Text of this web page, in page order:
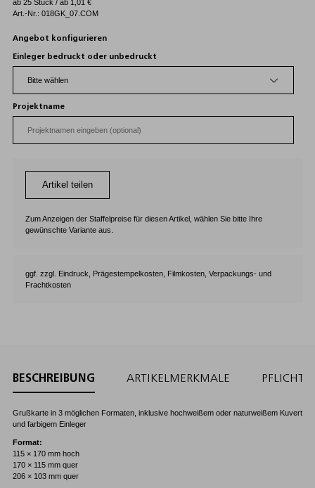
ab 25 Stück / ab 1,01 €
Art.-Nr.: 018GK_07.COM
Angebot konfigurieren
Einleger bedruckt oder unbedruckt
Projektname
Artikel teilen
Zum Anzeigen der Staffelpreise für diesen Artikel, wählen Sie bitte Ihre
gewünschte Variante aus.
ggf. zzgl. Eindruck, Prägestempelkosten, Filmkosten, Verpackungs- und
Frachtkosten
BESCHREIBUNG ARTIKELMERKMALE
Grußkarte in 3 möglichen Formaten, inklusive hochweißem oder naturweißem Kuvert
und farbigem Einleger
Format:
115 × 170 mm hoch
170 × 115 mm quer
206 × 103 mm quer